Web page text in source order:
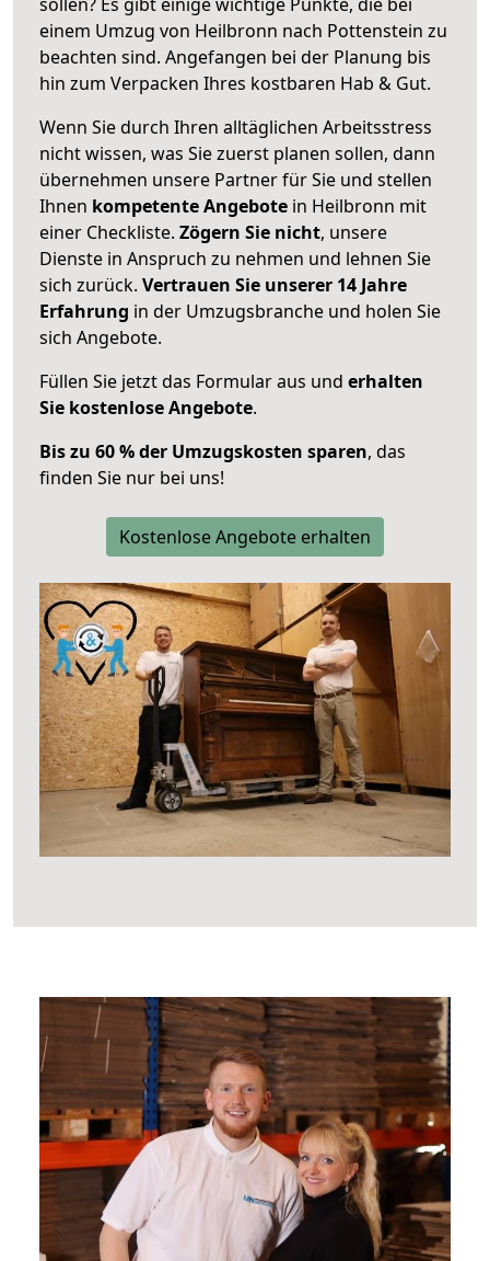
einem Umzug von Heilbronn nach Pottenstein zu
beachten sind. Angefangen bei der Planung bis
hin zum Verpacken Ihres kostbaren Hab & Gut.
Wenn Sie durch Ihren alltäglichen Arbeitsstress
nicht wissen, was Sie zuerst planen sollen, dann
übernehmen unsere Partner für Sie und stellen
Ihnen kompetente Angebote in Heilbronn mit
einer Checkliste. Zögern Sie nicht, unsere
Dienste in Anspruch zu nehmen und lehnen Sie
sich zurück. Vertrauen Sie unserer 14 Jahre
Erfahrung in der Umzugsbranche und holen Sie
sich Angebote.
Füllen Sie jetzt das Formular aus und erhalten
Sie kostenlose Angebote.
Bis zu 60 % der Umzugskosten sparen, das
finden Sie nur bei uns!
Kostenlose Angebote erhalten